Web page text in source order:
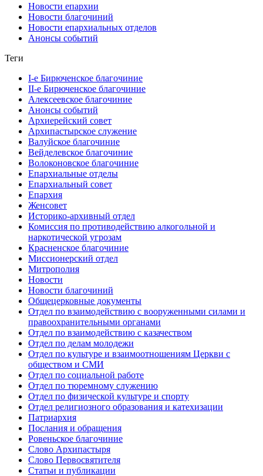
Новости епархии
Новости благочиний
Новости епархиальных отделов
Анонсы событий
Теги
I-е Бирюченское благочиние
II-е Бирюченское благочиние
Алексеевское благочиние
Анонсы событий
Архиерейский совет
Архипастырское служение
Валуйское благочиние
Вейделевское благочиние
Волоконовское благочиние
Епархиальные отделы
Епархиальный совет
Епархия
Женсовет
Историко-архивный отдел
Комиссия по противодействию алкогольной и
наркотической угрозам
Красненское благочиние
Миссионерский отдел
Митрополия
Новости
Новости благочиний
Общецерковные документы
Отдел по взаимодействию с вооруженными силами и
правоохранительными органами
Отдел по взаимодействию с казачеством
Отдел по делам молодежи
Отдел по культуре и взаимоотношениям Церкви с
обществом и СМИ
Отдел по социальной работе
Отдел по тюремному служению
Отдел по физической культуре и спорту
Отдел религиозного образования и катехизации
Патриархия
Послания и обращения
Ровеньское благочиние
Слово Архипастыря
Слово Первосвятителя
Статьи и публикации